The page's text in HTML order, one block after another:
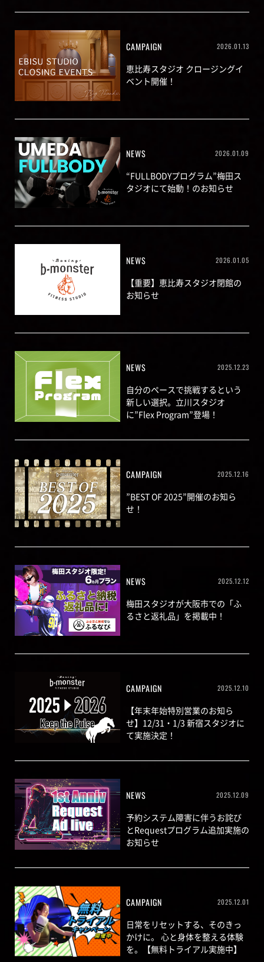
CAMPAIGN 2026.01.13
恵比寿スタジオ クロージングイ
ベント開催！
NEWS 2026.01.09
“FULLBODYプログラム”梅田ス
タジオにて始動！のお知らせ
NEWS 2026.01.05
【重要】恵比寿スタジオ閉館の
お知らせ
NEWS 2025.12.23
自分のペースで挑戦するという
新しい選択。立川スタジオ
に”Flex Program”登場！
CAMPAIGN 2025.12.16
”BEST OF 2025”開催のお知ら
せ！
NEWS 2025.12.12
梅田スタジオが大阪市での「ふ
るさと返礼品」を掲載中！
CAMPAIGN 2025.12.10
【年末年始特別営業のお知ら
せ】12/31・1/3 新宿スタジオに
て実施決定！
NEWS 2025.12.09
予約システム障害に伴うお詫び
とRequestプログラム追加実施の
お知らせ
CAMPAIGN 2025.12.01
日常をリセットする、そのきっ
かけに。 心と身体を整える体験
を。【無料トライアル実施中】